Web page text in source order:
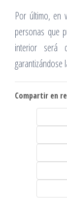
Por último, en
personas que
interior
garantizándose
Compartir en